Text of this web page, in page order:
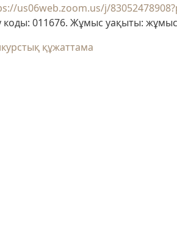
us06web.zoom.us/j/
коды: 011676. Жұмыс уақыты:
құжаттама